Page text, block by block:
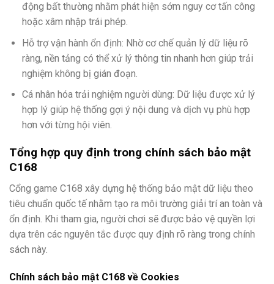
động bất thường nhằm phát hiện sớm nguy cơ tấn công
hoặc xâm nhập trái phép.
Hỗ trợ vận hành ổn định: Nhờ cơ chế quản lý dữ liệu rõ
ràng, nền tảng có thể xử lý thông tin nhanh hơn giúp trải
nghiệm không bị gián đoạn.
Cá nhân hóa trải nghiệm người dùng: Dữ liệu được xử lý
hợp lý giúp hệ thống gợi ý nội dung và dịch vụ phù hợp
hơn với từng hội viên.
Tổng hợp quy định trong chính sách bảo mật
C168
Cổng game C168 xây dựng hệ thống bảo mật dữ liệu theo
tiêu chuẩn quốc tế nhằm tạo ra môi trường giải trí an toàn và
ổn định. Khi tham gia, người chơi sẽ được bảo vệ quyền lợi
dựa trên các nguyên tắc được quy định rõ ràng trong chính
sách này.
Chính sách bảo mật C168 về Cookies